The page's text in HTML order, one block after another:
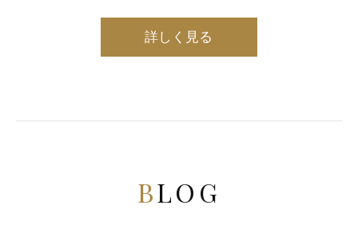
詳しく見る
BLOG